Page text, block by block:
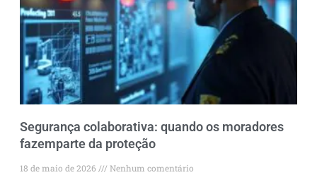
Segurança colaborativa: quando os moradores
fazemparte da proteção
18 de maio de 2026 Nenhum comentário